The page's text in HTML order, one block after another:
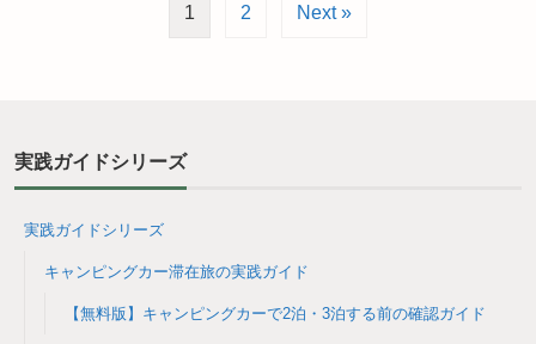
1 2 Next »
実践ガイドシリーズ
実践ガイドシリーズ
キャンピングカー滞在旅の実践ガイド
【無料版】キャンピングカーで2泊・3泊する前の確認ガイド